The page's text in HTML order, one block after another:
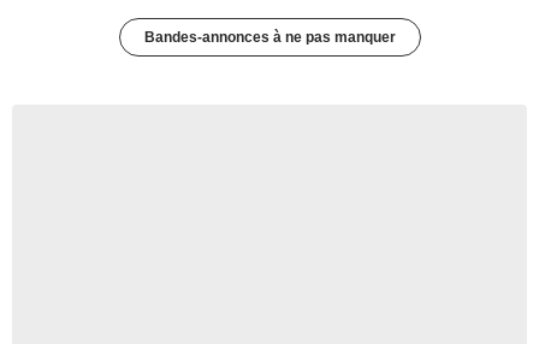
Bandes-annonces à ne pas manquer